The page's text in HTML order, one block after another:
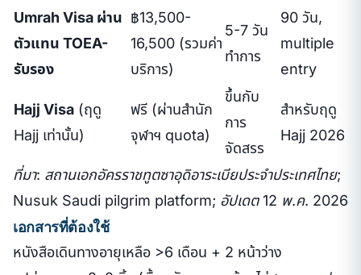
Umrah Visa ผ่าน
ตัวแทน TOEA-
รับรอง
฿13,500-
16,500 (รวมค่า
บริการ)
5-7 วัน
ทำการ
90 วัน,
multiple
entry
Hajj Visa (ฤดู
Hajj เท่านั้น)
ฟรี (ผ่านสำนัก
จุฬาฯ quota)
ขึ้นกับ
การ
จัดสรร
สำหรับฤดู
Hajj 2026
ที่มา: สถานเอกอัครราชทูตซาอุดิอาระเบียประจำประเทศไทย;
Nusuk Saudi pilgrim platform; อัปเดต 12 พ.ค. 2026
เอกสารที่ต้องใช้
หนังสือเดินทางอายุเหลือ >6 เดือน + 2 หน้าว่าง